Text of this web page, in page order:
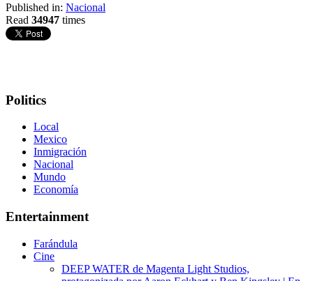
Published in: Nacional
Read 34947 times
Politics
Local
Mexico
Inmigración
Nacional
Mundo
Economía
Entertainment
Farándula
Cine
DEEP WATER de Magenta Light Studios,